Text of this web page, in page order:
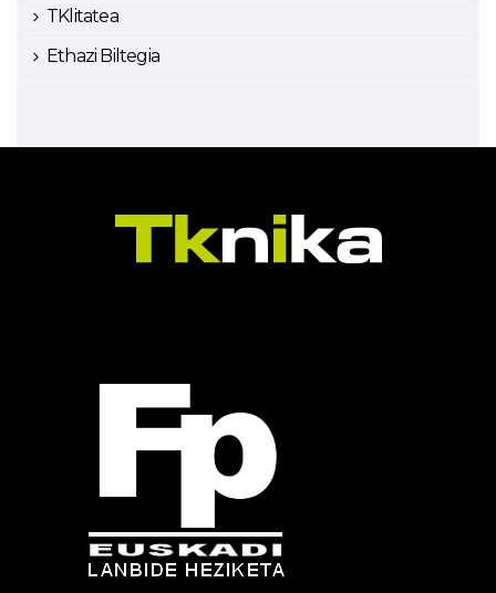
TKlitatea
Ethazi Biltegia